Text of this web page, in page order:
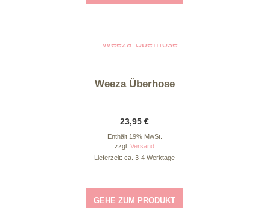
Dieses Produkt weist mehrere Varianten auf. Die Optionen können auf der Produktseite gewählt werden
Weeza Überhose
23,95 €
Enthält 19% MwSt.
zzgl. Versand
Lieferzeit: ca. 3-4 Werktage
GEHE ZUM PRODUKT